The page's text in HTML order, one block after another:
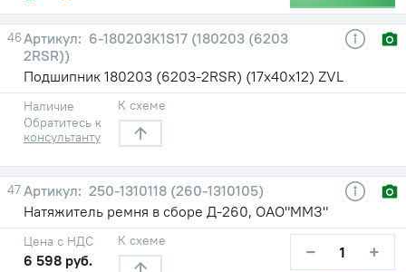
46
6-180203К1S17 (180203 (6203
2RSR))
Подшипник 180203 (6203-2RSR) (17х40х12) ZVL
Наличие
Обратитесь к
консультанту
К схеме
47
250-1310118 (260-1310105)
Натяжитель ремня в сборе Д-260, ОАО"ММЗ"
Цена с НДС
6 598 руб.
К схеме − +